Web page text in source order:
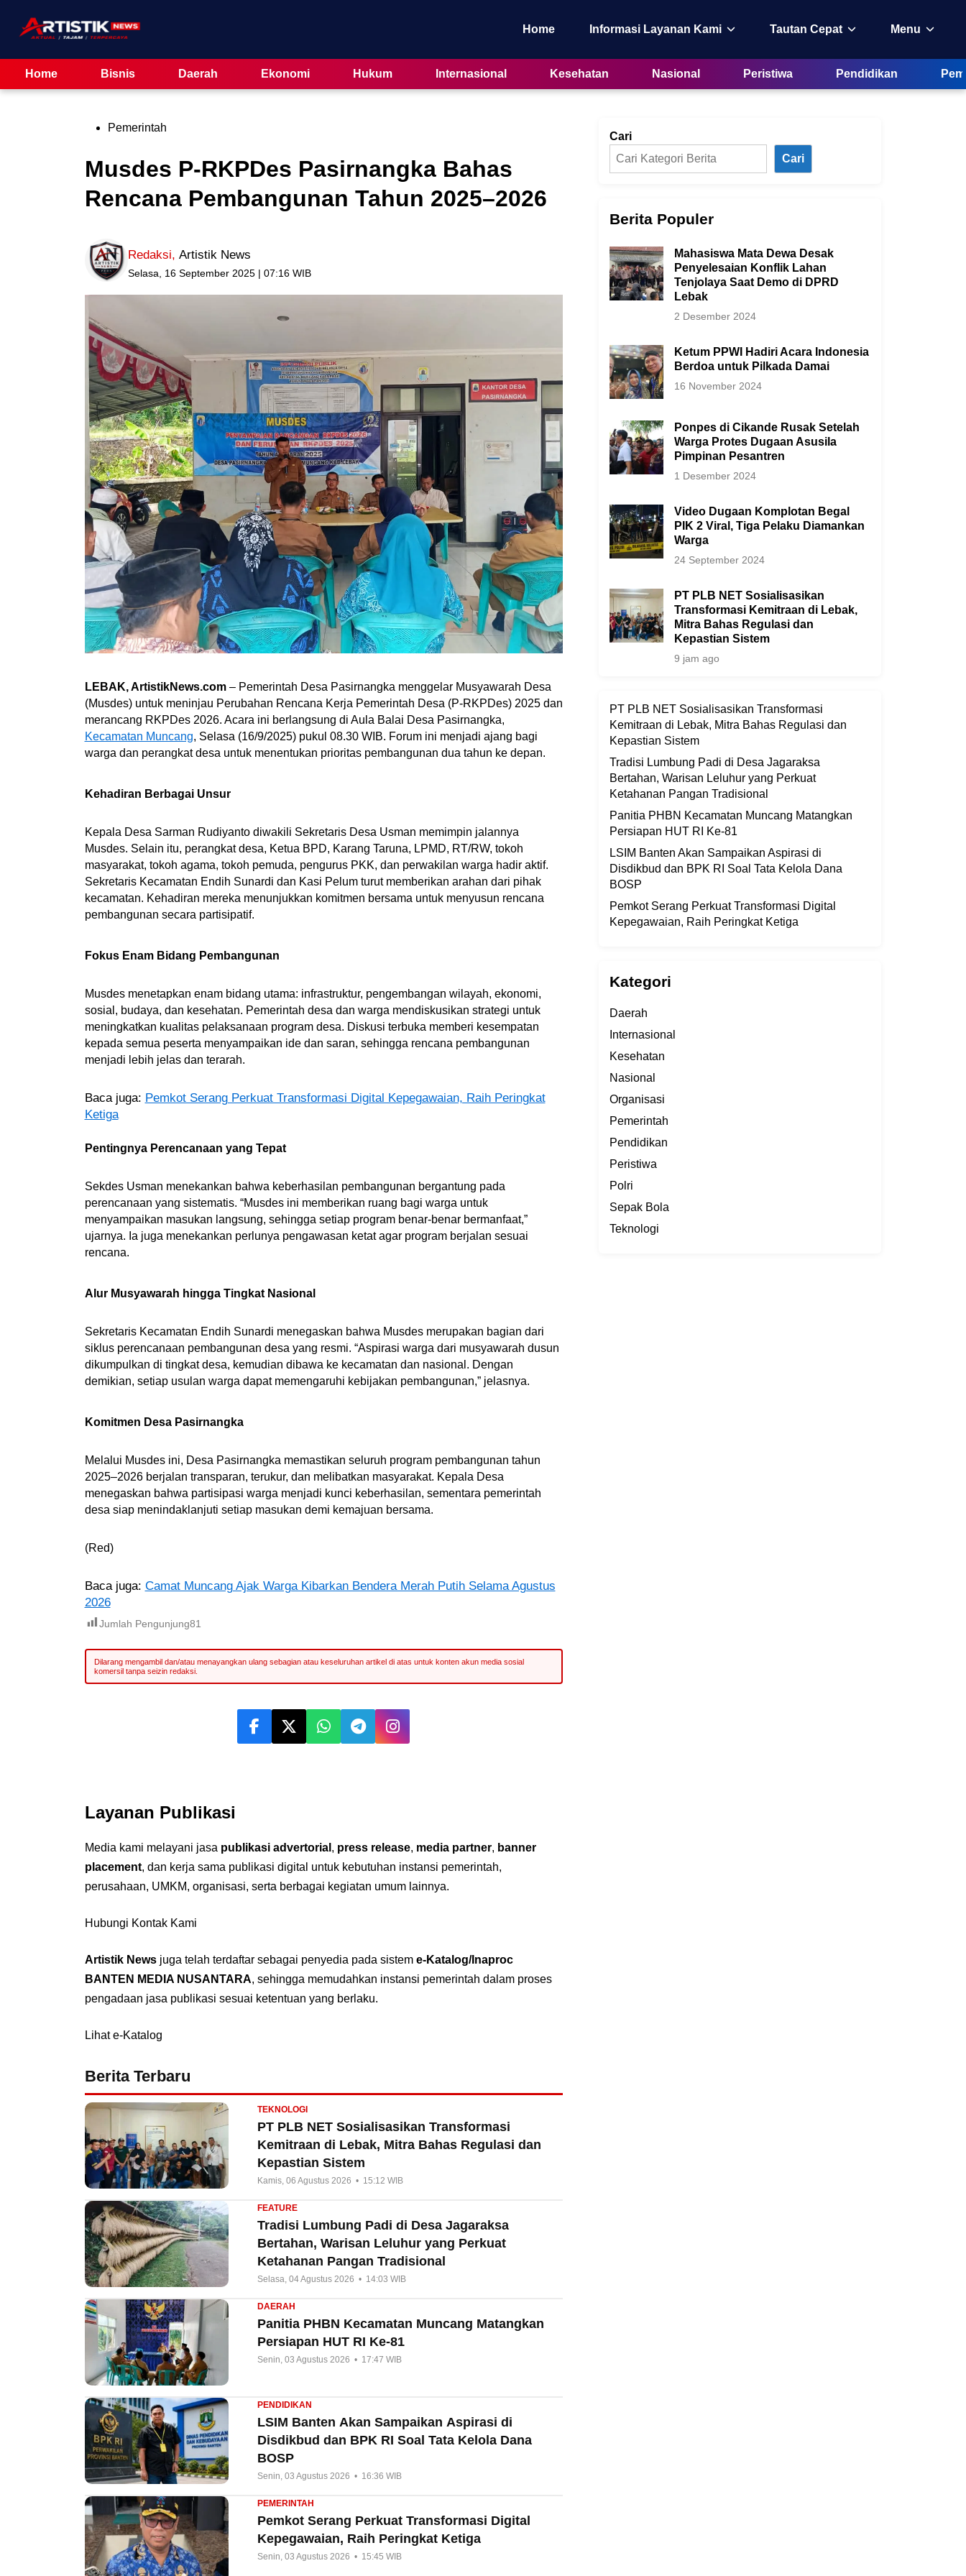
content
Home Informasi Layanan Kami Tautan Cepat Menu
Home Bisnis Daerah Ekonomi Hukum Internasional Kesehatan Nasional Peristiwa Pendidikan
PostedPemerintah
Musdes P-RKPDes Pasirnangka Bahas
Rencana Pembangunan Tahun 2025–2026
Redaksi, Artistik News
Selasa, 16 September 2025 | 07:16 WIB
LEBAK, ArtistikNews.com– Pemerintah Desa Pasirnangka menggelar Musyawarah Desa
(Musdes) untuk meninjau Perubahan Rencana Kerja Pemerintah Desa (P-RKPDes) 2025 dan
merancang RKPDes 2026. Acara ini berlangsung di Aula Balai Desa Pasirnangka,
Kecamatan Muncang, Selasa (16/9/2025) pukul 08.30 WIB. Forum ini menjadi ajang bagi
warga dan perangkat desa untuk menentukan prioritas pembangunan dua tahun ke depan.
Kehadiran Berbagai Unsur
Kepala Desa Sarman Rudiyanto diwakili Sekretaris Desa Usman memimpin jalannya
Musdes. Selain itu, perangkat desa, Ketua BPD, Karang Taruna, LPMD, RT/RW, tokoh
masyarakat, tokoh agama, tokoh pemuda, pengurus PKK, dan perwakilan warga hadir aktif.
Sekretaris Kecamatan Endih Sunardi dan Kasi Pelum turut memberikan arahan dari pihak
kecamatan. Kehadiran mereka menunjukkan komitmen bersama untuk menyusun rencana
pembangunan secara partisipatif.
Fokus Enam Bidang Pembangunan
Musdes menetapkan enam bidang utama: infrastruktur, pengembangan wilayah, ekonomi,
sosial, budaya, dan kesehatan. Pemerintah desa dan warga mendiskusikan strategi untuk
meningkatkan kualitas pelaksanaan program desa. Diskusi terbuka memberi kesempatan
kepada semua peserta menyampaikan ide dan saran, sehingga rencana pembangunan
menjadi lebih jelas dan terarah.
Baca juga: Pemkot Serang Perkuat Transformasi Digital Kepegawaian, Raih Peringkat
Ketiga
Pentingnya Perencanaan yang Tepat
Sekdes Usman menekankan bahwa keberhasilan pembangunan bergantung pada
perencanaan yang sistematis. “Musdes ini memberikan ruang bagi warga untuk
menyampaikan masukan langsung, sehingga setiap program benar-benar bermanfaat,”
ujarnya. Ia juga menekankan perlunya pengawasan ketat agar program berjalan sesuai
rencana.
Alur Musyawarah hingga Tingkat Nasional
Sekretaris Kecamatan Endih Sunardi menegaskan bahwa Musdes merupakan bagian dari
siklus perencanaan pembangunan desa yang resmi. “Aspirasi warga dari musyawarah dusun
dikumpulkan di tingkat desa, kemudian dibawa ke kecamatan dan nasional. Dengan
demikian, setiap usulan warga dapat memengaruhi kebijakan pembangunan,” jelasnya.
Komitmen Desa Pasirnangka
Melalui Musdes ini, Desa Pasirnangka memastikan seluruh program pembangunan tahun
2025–2026 berjalan transparan, terukur, dan melibatkan masyarakat. Kepala Desa
menegaskan bahwa partisipasi warga menjadi kunci keberhasilan, sementara pemerintah
desa siap menindaklanjuti setiap masukan demi kemajuan bersama.
(Red)
Baca juga: Camat Muncang Ajak Warga Kibarkan Bendera Merah Putih Selama Agustus
2026
Jumlah Pengunjung81
Layanan Publikasi
Media kami melayani jasa publikasi advertorial , press release, media partner, banner
placement, dan kerja sama publikasi digital untuk kebutuhan instansi pemerintah,
perusahaan, UMKM, organisasi, serta berbagai kegiatan umum lainnya.
Hubungi Kontak Kami
Artistik Newsjuga telah terdaftar sebagai penyedia pada sistem e-Katalog/Inaproc
BANTEN MEDIA NUSANTARA, sehingga memudahkan instansi pemerintah dalam proses
pengadaan jasa publikasi sesuai ketentuan yang berlaku.
Lihat e-Katalog
Berita Terbaru
TEKNOLOGI
PT PLB NET Sosialisasikan Transformasi
Kemitraan di Lebak, Mitra Bahas Regulasi dan
Kepastian Sistem
Kamis, 06 Agustus 2026 • 15:12 WIB
FEATURE
Tradisi Lumbung Padi di Desa Jagaraksa
Bertahan, Warisan Leluhur yang Perkuat
Ketahanan Pangan Tradisional
Selasa, 04 Agustus 2026 • 14:03 WIB
DAERAH
Panitia PHBN Kecamatan Muncang Matangkan
Persiapan HUT RI Ke-81
Senin, 03 Agustus 2026 • 17:47 WIB
PENDIDIKAN
LSIM Banten Akan Sampaikan Aspirasi di
Disdikbud dan BPK RI Soal Tata Kelola Dana
BOSP
Senin, 03 Agustus 2026 • 16:36 WIB
PEMERINTAH
Pemkot Serang Perkuat Transformasi Digital
Kepegawaian, Raih Peringkat Ketiga
Senin, 03 Agustus 2026 • 15:45 WIB
Cari
Cari
Berita Populer
Mahasiswa Mata Dewa Desak
Penyelesaian Konflik Lahan
Tenjolaya Saat Demo di DPRD
Lebak
2 Desember 2024
Ketum PPWI Hadiri Acara Indonesia
Berdoa untuk Pilkada Damai
16 November 2024
Ponpes di Cikande Rusak Setelah
Warga Protes Dugaan Asusila
Pimpinan Pesantren
1 Desember 2024
Video Dugaan Komplotan Begal
PIK 2 Viral, Tiga Pelaku Diamankan
Warga
24 September 2024
PT PLB NET Sosialisasikan
Transformasi Kemitraan di Lebak,
Mitra Bahas Regulasi dan
Kepastian Sistem
9 jam ago
PT PLB NET Sosialisasikan Transformasi
Kemitraan di Lebak, Mitra Bahas Regulasi dan
Kepastian Sistem
Tradisi Lumbung Padi di Desa Jagaraksa
Bertahan, Warisan Leluhur yang Perkuat
Ketahanan Pangan Tradisional
Panitia PHBN Kecamatan Muncang Matangkan
Persiapan HUT RI Ke-81
LSIM Banten Akan Sampaikan Aspirasi di
Disdikbud dan BPK RI Soal Tata Kelola Dana
BOSP
Pemkot Serang Perkuat Transformasi Digital
Kepegawaian, Raih Peringkat Ketiga
Kategori
Daerah
Internasional
Kesehatan
Nasional
Organisasi
Pemerintah
Pendidikan
Peristiwa
Polri
Sepak Bola
Teknologi